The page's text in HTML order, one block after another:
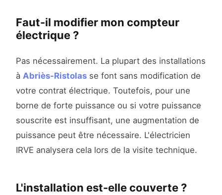
Faut-il modifier mon compteur
électrique ?
Pas nécessairement. La plupart des installations
à Abriès-Ristolas se font sans modification de
votre contrat électrique. Toutefois, pour une
borne de forte puissance ou si votre puissance
souscrite est insuffisant, une augmentation de
puissance peut être nécessaire. L'électricien
IRVE analysera cela lors de la visite technique.
L'installation est-elle couverte ?